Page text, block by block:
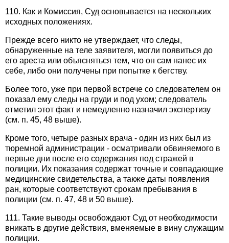
110. Как и Комиссия, Суд основывается на нескольких
исходных положениях.
Прежде всего никто не утверждает, что следы,
обнаруженные на теле заявителя, могли появиться до
его ареста или объясняться тем, что он сам нанес их
себе, либо они получены при попытке к бегству.
Более того, уже при первой встрече со следователем он
показал ему следы на груди и под ухом; следователь
отметил этот факт и немедленно назначил экспертизу
(см. п. 45, 48 выше).
Кроме того, четыре разных врача - один из них был из
тюремной администрации - осматривали обвиняемого в
первые дни после его содержания под стражей в
полиции. Их показания содержат точные и совпадающие
медицинские свидетельства, а также даты появления
ран, которые соответствуют срокам пребывания в
полиции (см. п. 47, 48 и 50 выше).
111. Такие выводы освобождают Суд от необходимости
вникать в другие действия, вменяемые в вину служащим
полиции.